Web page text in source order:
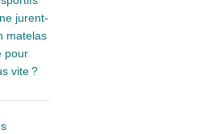
jurent-
matelas
pour
vite ?